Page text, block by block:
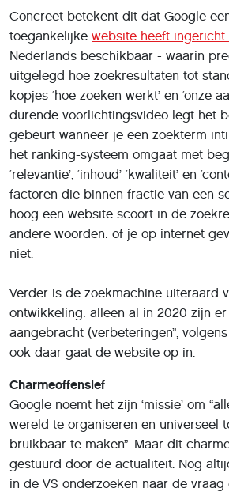
Concreet betekent dit dat Google
toegankelijke website heeft ingericht
Nederlands beschikbaar - waarin
uitgelegd hoe zoekresultaten tot
kopjes ‘hoe zoeken werkt’ en ‘onze
durende voorlichtingsvideo legt het
gebeurt wanneer je een zoekterm
het ranking-systeem omgaat met
‘relevantie’, ‘inhoud’ ‘kwaliteit’ en
factoren die binnen fractie van een
hoog een website scoort in de
andere woorden: of je op internet
niet.
Verder is de zoekmachine uiteraard
ontwikkeling: alleen al in 2020 zijn
aangebracht (verbeteringen”,
ook daar gaat de website op in.
Charmeoffensief
Google noemt het zijn ‘missie’ om
wereld te organiseren en universeel
bruikbaar te maken”. Maar dit
gestuurd door de actualiteit. Nog
in de VS onderzoeken naar de